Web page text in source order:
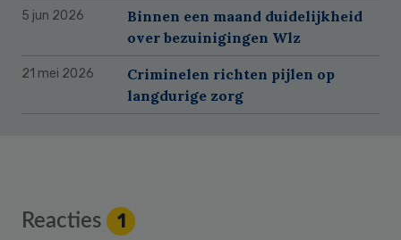
5 jun 2026
Binnen een maand duidelijkheid
over bezuinigingen Wlz
21 mei 2026
Criminelen richten pijlen op
langdurige zorg
Reader
Reacties 1